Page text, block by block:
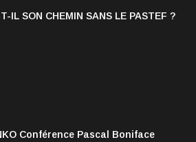
IL SON CHEMIN SANS LE PASTEF ?
Conférence Pascal Boniface